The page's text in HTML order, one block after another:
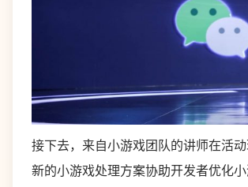
接下去，来自小游戏团队的讲师在活
新的小游戏处理方案协助开发者优化